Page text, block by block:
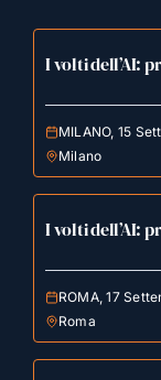
I volti dell’AI:
MILANO, 15
Milano
I volti dell’AI:
ROMA, 17
Roma